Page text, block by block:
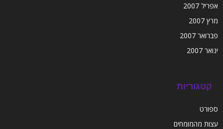
אפריל 2007
מרץ 2007
פברואר 2007
ינואר 2007
קטגוריות
ספורט
עצות מהמומחים